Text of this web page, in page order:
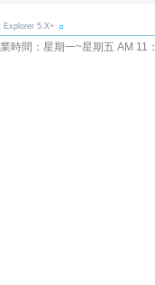
Explorer 5.X+
時間：星期一~星期五 AM